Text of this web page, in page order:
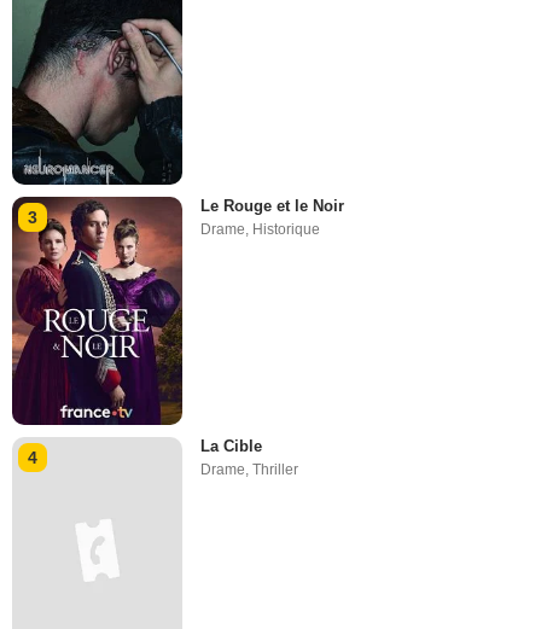
3
Le Rouge et le Noir
Drame, Historique
4
La Cible
Drame ,Thriller